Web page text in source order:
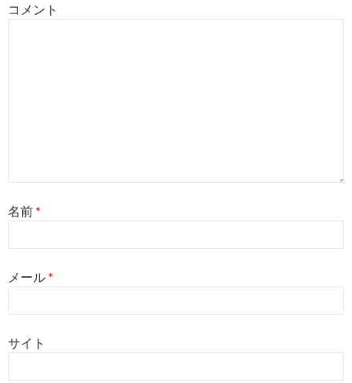
ン
コメント
名前*
メール*
サイト